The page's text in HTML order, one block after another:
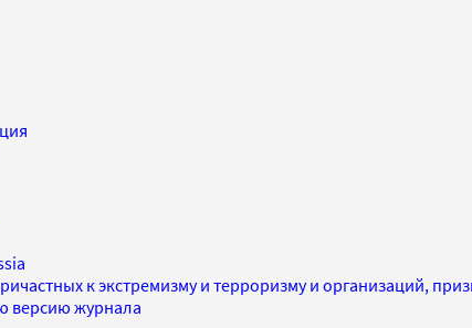
к экстремизму и терроризму и организаций,
версию журнала